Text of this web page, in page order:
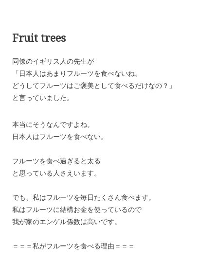
Fruit trees
同僚のイギリス人の先生が
「日本人はあまりフルーツを食べないね。
どうしてフルーツはご褒美として食べるだけなの？」
と言っていました。
本当にそうなんですよね。
日本人はフルーツを食べない。
フルーツを食べ過ぎると太る
と思っている人さえいます。
でも、私はフルーツを毎日たくさん食べます。
私はフルーツに結構お金を使っているので
我が家のエンゲル係数は高いです。
＝＝＝私がフルーツを食べる理由＝＝＝